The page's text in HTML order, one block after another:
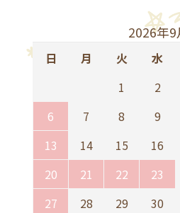
2026年9
日 月 火 水
1
2
6
7 8 9
13
14 15 16
20
21 22 23
27
28 29 30